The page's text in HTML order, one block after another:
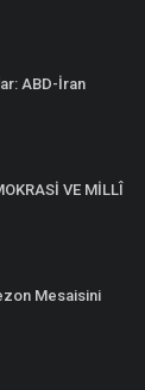
ABD-İran
VE MİLLÎ
Mesaisini